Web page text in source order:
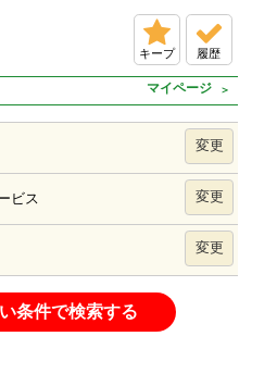
キープ 履歴
マイページ
変更
ビス 変更
変更
条件で検索する